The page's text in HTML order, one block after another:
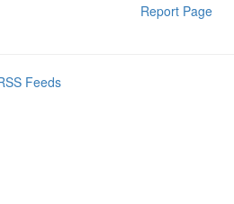
Report Page
Feeds